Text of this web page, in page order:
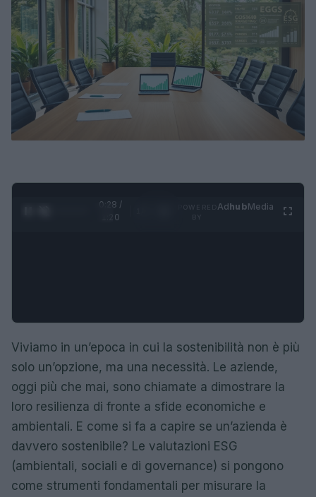
0:29 /
1:20
AdhubMedia
Viviamo in un’epoca in cui la sostenibilità non è più
solo un’opzione, ma una necessità. Le aziende,
oggi più che mai, sono chiamate a dimostrare la
loro resilienza di fronte a sfide economiche e
ambientali. E come si fa a capire se un’azienda è
davvero sostenibile? Le valutazioni ESG
(ambientali, sociali e di governance) si pongono
come strumenti fondamentali per misurare la